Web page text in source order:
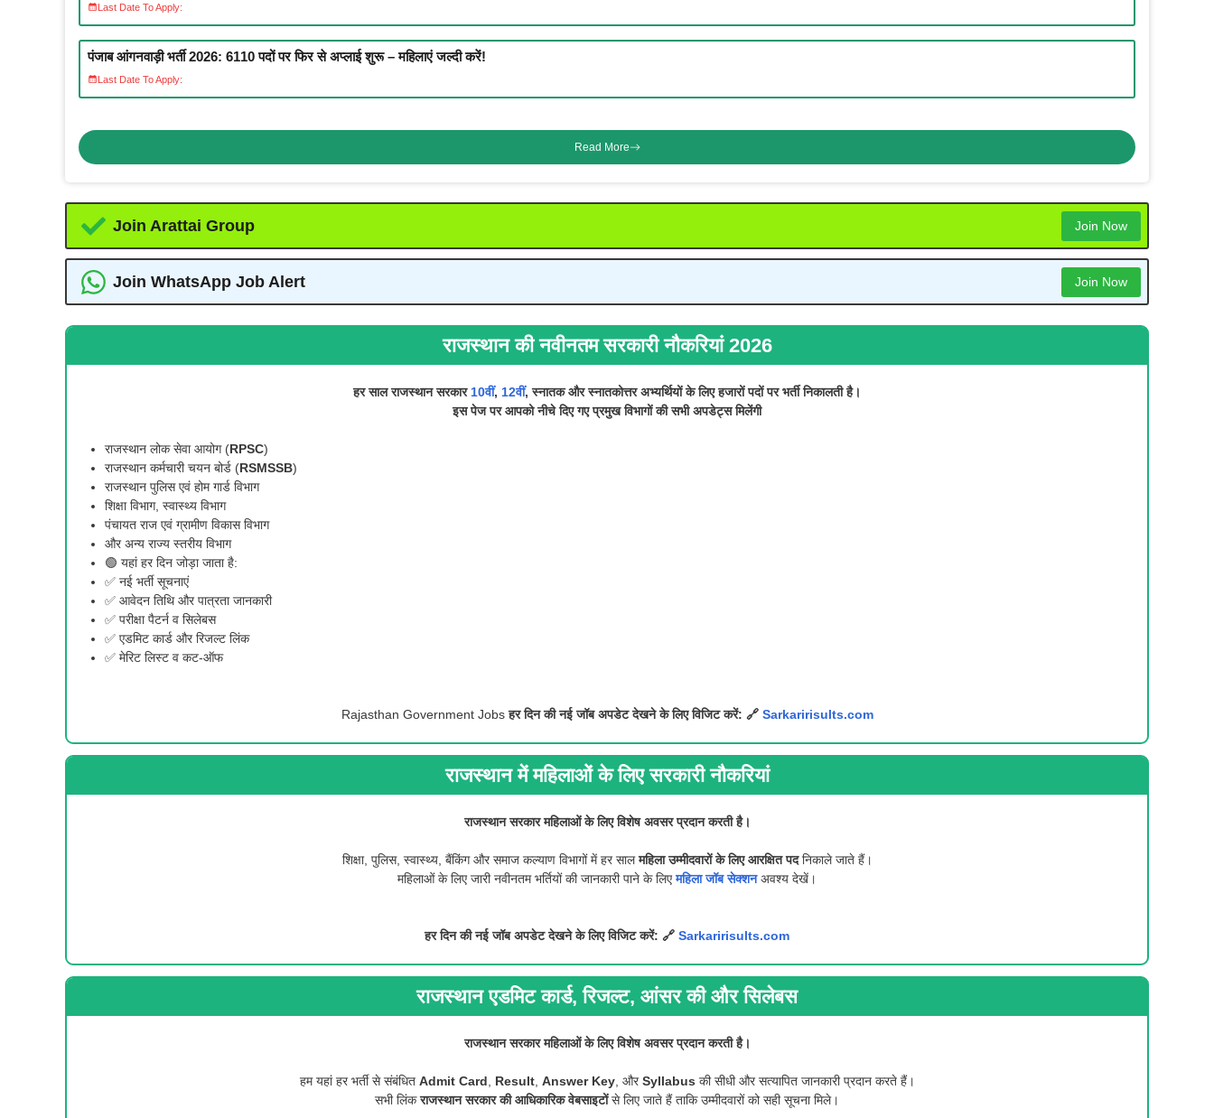
Last Date To Apply:
पंजाब आंगनवाड़ी भर्ती 2026: 6110 पदों पर फिर से अप्लाई शुरू – महिलाएं जल्दी करें!
Last Date To Apply:
Read More
Join Arattai Group Join Now
Join WhatsApp Job Alert Join Now
राजस्थान की नवीनतम सरकारी नौकरियां 2026
हर साल राजस्थान सरकार 10वीं, 12वीं, स्नातक और स्नातकोत्तर अभ्यर्थियों के लिए हजारों पदों पर भर्ती निकालती है।
इस पेज पर आपको नीचे दिए गए प्रमुख विभागों की सभी अपडेट्स मिलेंगी
राजस्थान लोक सेवा आयोग (RPSC)
राजस्थान कर्मचारी चयन बोर्ड (RSMSSB)
राजस्थान पुलिस एवं होम गार्ड विभाग
शिक्षा विभाग, स्वास्थ्य विभाग
पंचायत राज एवं ग्रामीण विकास विभाग
और अन्य राज्य स्तरीय विभाग
🟢 यहां हर दिन जोड़ा जाता है:
✅ नई भर्ती सूचनाएं
✅ आवेदन तिथि और पात्रता जानकारी
✅ परीक्षा पैटर्न व सिलेबस
✅ एडमिट कार्ड और रिजल्ट लिंक
✅ मेरिट लिस्ट व कट-ऑफ
Rajasthan Government Jobsहर दिन की नई जॉब अपडेट देखने के लिए विजिट करें: 🔗 Sarkaririsults.com
राजस्थान में महिलाओं के लिए सरकारी नौकरियां
राजस्थान सरकार महिलाओं के लिए विशेष अवसर प्रदान करती है।
शिक्षा, पुलिस, स्वास्थ्य, बैंकिंग और समाज कल्याण विभागों में हर सालमहिला उम्मीदवारों के लिए आरक्षित पदनिकाले जाते हैं।
महिलाओं के लिए जारी नवीनतम भर्तियों की जानकारी पाने के लिएमहिला जॉब सेक्शनअवश्य देखें।
हर दिन की नई जॉब अपडेट देखने के लिए विजिट करें: 🔗 Sarkaririsults.com
राजस्थान एडमिट कार्ड, रिजल्ट, आंसर की और सिलेबस
राजस्थान सरकार महिलाओं के लिए विशेष अवसर प्रदान करती है।
हम यहां हर भर्ती से संबंधित Admit Card Result, Answer Key, औरSyllabus की सीधी और सत्यापित जानकारी प्रदान करते हैं।
सभी लिंकराजस्थान सरकार की आधिकारिक वेबसाइटोंसे लिए जाते हैं ताकि उम्मीदवारों को सही सूचना मिले।